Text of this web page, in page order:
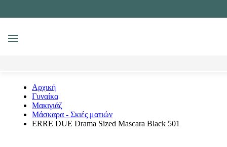
MENU
Αρχική
Γυναίκα
Μακιγιάζ
Μάσκαρα - Σκιές ματιών
ERRE DUE Drama Sized Mascara Black 501